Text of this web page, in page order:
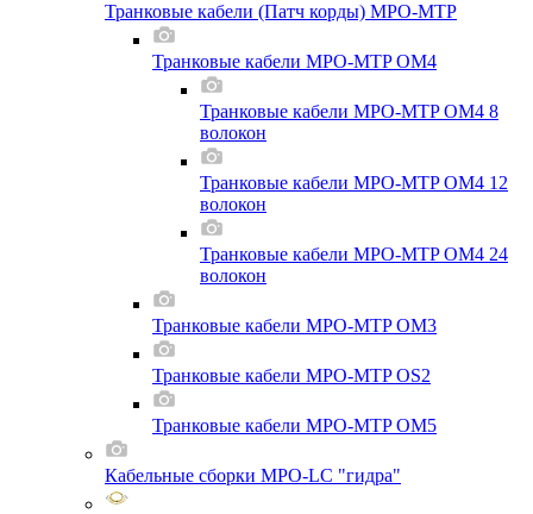
Транковые кабели (Патч корды) MPO-MTP
Транковые кабели MPO-MTP OM4
Транковые кабели MPO-MTP OM4 8
волокон
Транковые кабели MPO-MTP OM4 12
волокон
Транковые кабели MPO-MTP OM4 24
волокон
Транковые кабели MPO-MTP OM3
Транковые кабели MPO-MTP OS2
Транковые кабели MPO-MTP OM5
Кабельные сборки MPO-LC "гидра"